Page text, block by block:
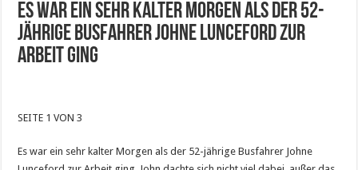
Es war ein sehr kalter Morgen als der 52-
jährige Busfahrer Johne Lunceford zur
Arbeit ging
SEITE 1 VON 3
Es war ein sehr kalter Morgen als der 52-jährige Busfahrer Johne